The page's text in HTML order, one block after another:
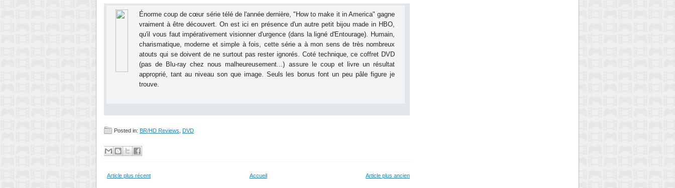
Énorme coup de cœur série télé de l'année dernière, "How to make it in America" gagne
vraiment à être découvert. On est ici en présence d'un autre petit bijou made in HBO,
qu'il vous faut impérativement visionner d'urgence (dans la ligné d'Entourage). Humain,
charismatique, moderne et simple à fois, cette série a à mon sens de très nombreux
atouts qui se doivent de ne surtout pas rester ignorés. Coté technique, ce coffret DVD
(pas de Blu-ray chez nous malheureusement...) assure le coup et livre un résultat
approprié, tant au niveau son que image. Seuls les bonus font un peu pâle figure je
trouve.
Posted in: BR/HD Reviews DVD
Article plus récent Article plus ancien
Accueil